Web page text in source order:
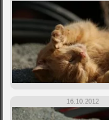
16.10.2012